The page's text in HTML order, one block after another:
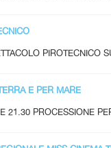
PIROTECNICO
E PER MARE
21.30 PROCESSIONE